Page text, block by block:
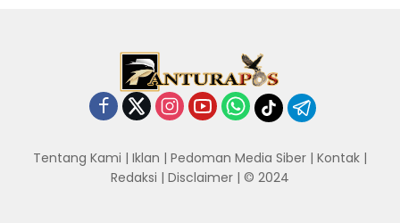
Tentang Kami | Iklan | Pedoman Media Siber | Kontak |
Redaksi | Disclaimer | © 2024